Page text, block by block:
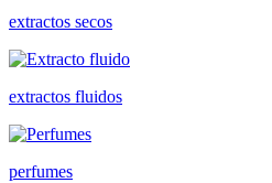
extractos secos
extractos fluidos
perfumes